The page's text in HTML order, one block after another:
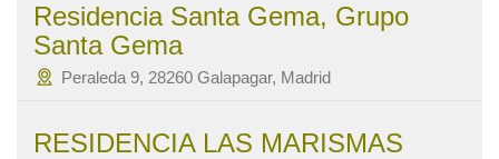
Residencia Santa Gema, Grupo
Santa Gema
Peraleda 9, 28260 Galapagar, Madrid
RESIDENCIA LAS MARISMAS